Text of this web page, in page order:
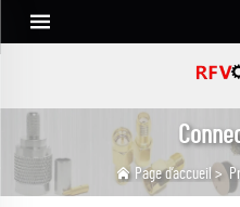
Page d’accueil >